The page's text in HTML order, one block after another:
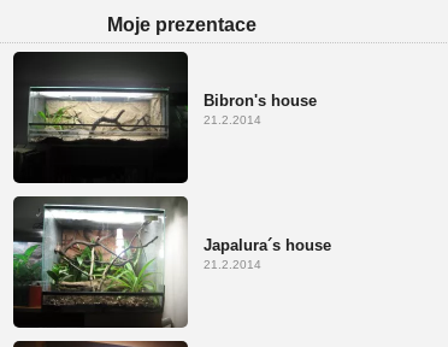
Moje prezentace
Bibron's house
21.2.2014
Japalura´s house
21.2.2014